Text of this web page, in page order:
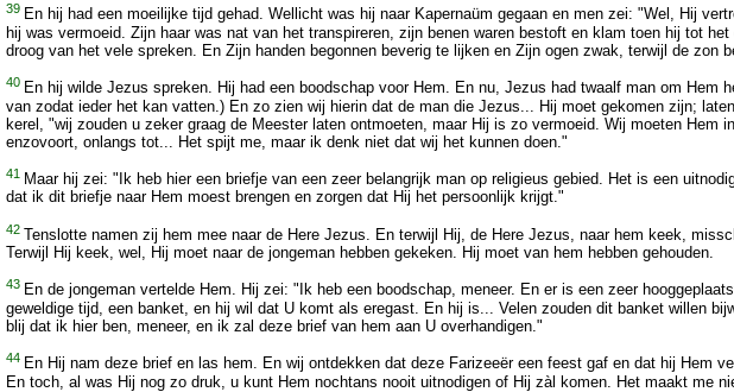
39 En hij had een moeilijke tijd gehad. Wellicht was hij naar Kapernaüm gegaan en men zei: "Wel, Hij
hij was vermoeid. Zijn haar was nat van het transpireren, zijn benen waren bestoft en klam toen hij tot
droog van het vele spreken. En Zijn handen begonnen beverig te lijken en Zijn ogen zwak, terwijl de zon
40 En hij wilde Jezus spreken. Hij had een boodschap voor Hem. En nu, Jezus had twaalf man om
van zodat ieder het kan vatten.) En zo zien wij hierin dat de man die Jezus... Hij moet gekomen zijn;
kerel, "wij zouden u zeker graag de Meester laten ontmoeten, maar Hij is zo vermoeid. Wij moeten
enzovoort, onlangs tot... Het spijt me, maar ik denk niet dat wij het kunnen doen."
41 Maar hij zei: "Ik heb hier een briefje van een zeer belangrijk man op religieus gebied. Het is een
dat ik dit briefje naar Hem moest brengen en zorgen dat Hij het persoonlijk krijgt."
42 Tenslotte namen zij hem mee naar de Here Jezus. En terwijl Hij, de Here Jezus, naar hem keek,
Terwijl Hij keek, wel, Hij moet naar de jongeman hebben gekeken. Hij moet van hem hebben gehouden.
43 En de jongeman vertelde Hem. Hij zei: "Ik heb een boodschap, meneer. En er is een zeer
geweldige tijd, een banket, en hij wil dat U komt als eregast. En hij is... Velen zouden dit banket willen
blij dat ik hier ben, meneer, en ik zal deze brief van hem aan U overhandigen."
44 En Hij nam deze brief en las hem. En wij ontdekken dat deze Farizeeër een feest gaf en dat hij Hem
En toch, al was Hij nog zo druk, u kunt Hem nochtans nooit uitnodigen of Hij zàl komen. Het maakt me